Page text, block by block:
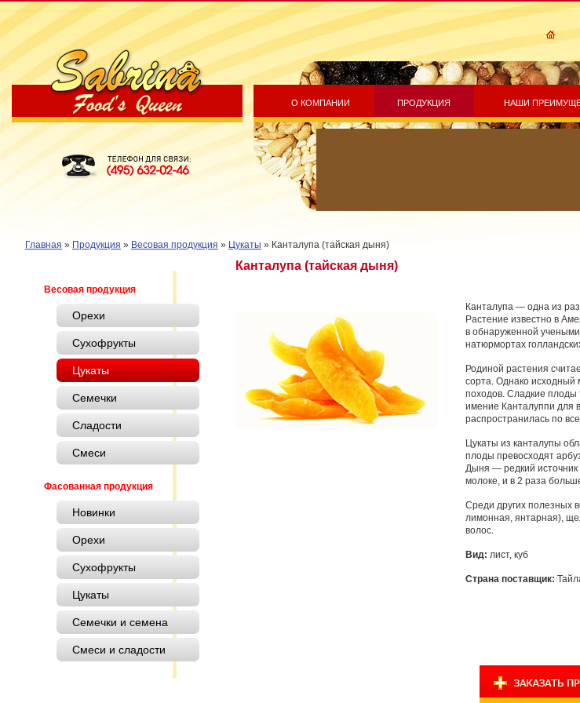
Sabrina Food's Queen
О КОМПАНИИ ПРОДУКЦИЯ НАШИ
Главная » Продукция » Весовая продукция » Цукаты » Канталупа (тайская дыня)
Весовая продукция
Орехи
Сухофрукты
Цукаты
Семечки
Сладости
Смеси
Фасованная продукция
Новинки
Орехи
Сухофрукты
Цукаты
Семечки и семена
Смеси и сладости
Канталупа (тайская дыня)
Канталупа — одна из
Растение известно в
в обнаруженной
натюрмортах
Родиной растения
сорта. Однако
походов. Сладкие плоды
имение Канталуппи для
распространилась по
Цукаты из канталупы
плоды превосходят
Дыня — редкий источник
молоке, и в 2 раза
Среди других полезных
лимонная, янтарная),
волос.
Вид: лист, куб
Страна поставщик: